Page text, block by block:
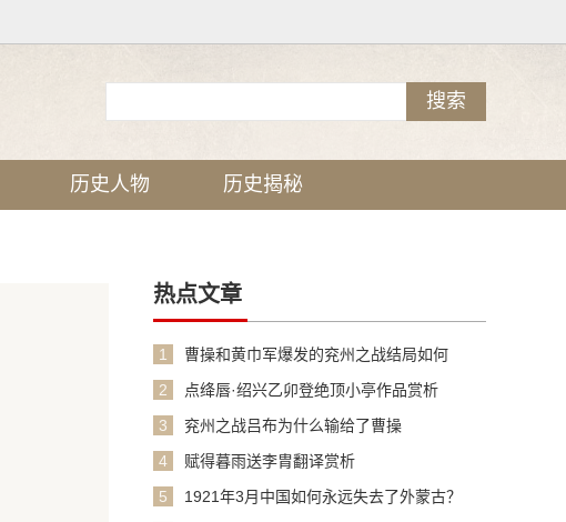
历史人物 历史揭秘
热点文章
1
曹操和黄巾军爆发的兖州之战结局如何
2
点绛唇·绍兴乙卯登绝顶小亭作品赏析
3
兖州之战吕布为什么输给了曹操
4
赋得暮雨送李胄翻译赏析
5
1921年3月中国如何永远失去了外蒙古？